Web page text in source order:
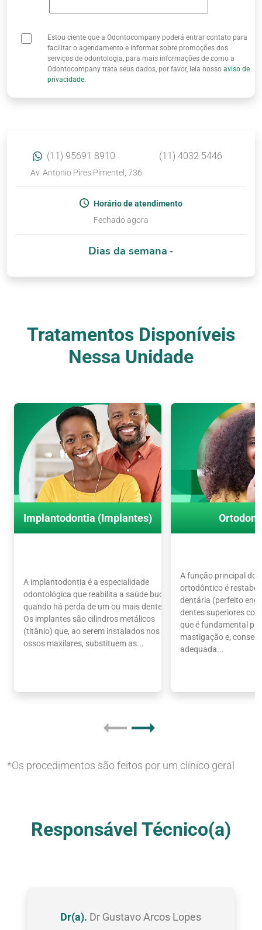
Nossos Tratamentos
Estou ciente que a Odontocompany poderá entrar contato para
facilitar o agendamento e informar sobre promoções dos
serviços de odontologia, para mais informações de como a
Odontocompany trata seus dados, por favor, leia nossoaviso de
privacidade.
(11) 95691 8910 (11) 4032 5446
Av. Antonio Pires Pimentel, 736
Horário de atendimento
Fechado agora
Dias da semana
Tratamentos Disponíveis
Nessa Unidade
Implantodontia (Implantes)
A implantodontia é a especialidade
odontológica que reabilita a saúde bucal
quando há perda de um ou mais dentes.
Os implantes são cilindros metálicos
(titânio) que, ao serem instalados nos
ossos maxilares, substituem as...
A função principal do
ortodôntico é
dentária (perfeito
dentes superiores
que é fundamental
mastigação e,
adequada...
*Os procedimentos são feitos por um clínico geral
Responsável Técnico(a)
Dr(a). Dr Gustavo Arcos Lopes